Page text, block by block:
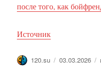
после того, как
Источник
Автор
120.su 03.03.2026